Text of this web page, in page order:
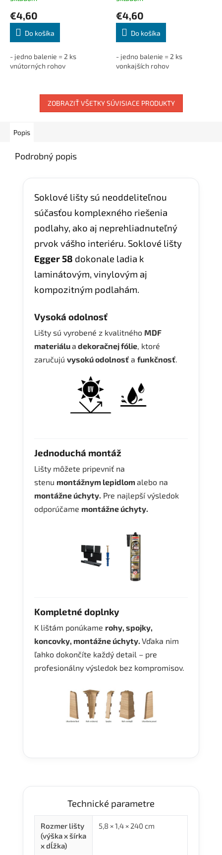
€4,60
Do košíka
- jedno balenie = 2 ks
vnútorných rohov
€4,60
Do košíka
- jedno balenie = 2 ks
vonkajších rohov
ZOBRAZIŤ VŠETKY SÚVISIACE PRODUKTY
Popis
Podrobný popis
Soklové lišty sú neoddeliteľnou
súčasťou komplexného riešenia
podlahy, ako aj neprehliadnuteľný
prvok vášho interiéru. Soklové lišty
Egger 58 dokonale ladia k
laminátovým, vinylovým aj
kompozitným podlahám.
Vysoká odolnosť
Lišty sú vyrobené z kvalitného MDF
materiálua dekoračnej fólie, ktoré
zaručujú vysokú odolnosť a funkčnosť.
Jednoduchá montáž
Lišty môžete pripevniť na
stenu montážnym lepidlomalebo na
montážne úchyty. Pre najlepší výsledok
odporúčame montážne úchyty.
Kompletné doplnky
K lištám ponúkame rohy, spojky,
koncovky, montážne úchyty. Vďaka nim
ľahko dokončíte každý detail – pre
profesionálny výsledok bez kompromisov.
Technické parametre
Rozmer lišty
(výška x šírka
x dĺžka)
5,8 × 1,4 × 240 cm